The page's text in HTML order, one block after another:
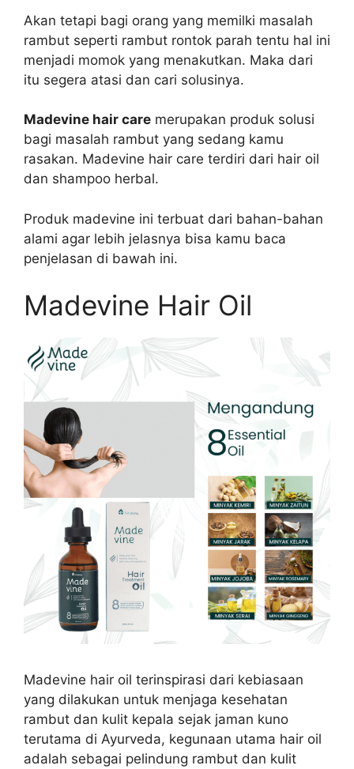
Akan tetapi bagi orang yang memilki masalah
rambut seperti rambut rontok parah tentu hal ini
menjadi momok yang menakutkan. Maka dari
itu segera atasi dan cari solusinya.
Madevine hair care merupakan produk solusi
bagi masalah rambut yang sedang kamu
rasakan. Madevine hair care terdiri dari hair oil
dan shampoo herbal.
Produk madevine ini terbuat dari bahan-bahan
alami agar lebih jelasnya bisa kamu baca
penjelasan di bawah ini.
Madevine Hair Oil
Madevine hair oil terinspirasi dari kebiasaan
yang dilakukan untuk menjaga kesehatan
rambut dan kulit kepala sejak jaman kuno
terutama di Ayurveda, kegunaan utama hair oil
adalah sebagai pelindung rambut dan kulit